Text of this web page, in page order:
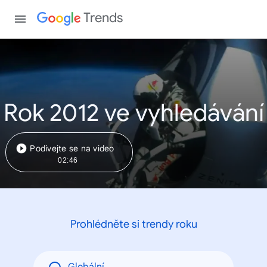
Trends
Rok 2012 ve vyhledávání
Podívejte se na video
02:46
Prohlédněte si trendy roku